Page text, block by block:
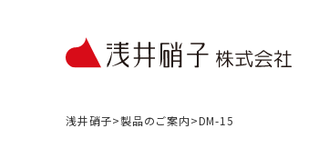
浅井硝子>製品のご案内>DM-15